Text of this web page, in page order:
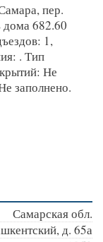
пер.
682.60
1,
. Тип
Не
заполнено.
Самарская обл.
д. 65а